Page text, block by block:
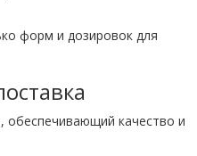
форм и дозировок для
обеспечивающий качество и